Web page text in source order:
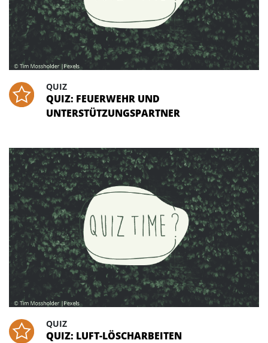
QUIZ
QUIZ: FEUERWEHR UND
UNTERSTÜTZUNGSPARTNER
QUIZ
QUIZ: LUFT-LÖSCHARBEITEN